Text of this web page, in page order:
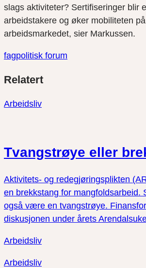
slags aktiviteter? Sertifiseringer blir
arbeidstakere og øker mobiliteten på
arbeidsmarkedet, sier Markussen.
fagpolitisk forum
link
på
på
Relatert
Arbeidsliv
Tvangstrøye eller
Aktivitets- og redegjøringsplikten
en brekkstang for mangfoldsarbeid.
også være en tvangstrøye.
diskusjonen under årets
Arbeidsliv
Arbeidsliv